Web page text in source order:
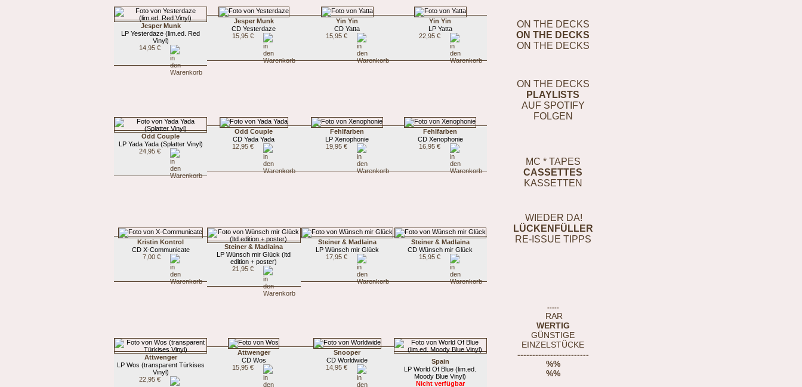
ON THE DECKS
ON THE DECKS
ON THE DECKS
ON THE DECKS
PLAYLISTS
AUF SPOTIFY
FOLGEN
MC * TAPES
CASSETTES
KASSETTEN
WIEDER DA!
LÜCKENFÜLLER
RE-ISSUE TIPPS
-----
RAR
WERTIG
GÜNSTIGE
EINZELSTÜCKE
------------------------
%%
%%
Jesper Munk
LP Yesterdaze (lim.ed. Red
Vinyl)
14,95 €
Jesper Munk
CD Yesterdaze
15,95 €
Yin Yin
CD Yatta
15,95 €
Yin Yin
LP Yatta
22,95 €
Odd Couple
LP Yada Yada (Splatter Vinyl)
24,95 €
Odd Couple
CD Yada Yada
12,95 €
Fehlfarben
LP Xenophonie
19,95 €
Fehlfarben
CD Xenophonie
16,95 €
Kristin Kontrol
CD X-Communicate
7,00 €
Steiner & Madlaina
LP Wünsch mir Glück (ltd
edition + poster)
21,95 €
Steiner & Madlaina
LP Wünsch mir Glück
17,95 €
Steiner & Madlaina
CD Wünsch mir Glück
15,95 €
Attwenger
LP Wos (transparent Türkises
Vinyl)
22,95 €
Attwenger
CD Wos
15,95 €
Snooper
CD Worldwide
14,95 €
Spain
LP World Of Blue (lim.ed.
Moody Blue Vinyl)
Nicht verfügbar